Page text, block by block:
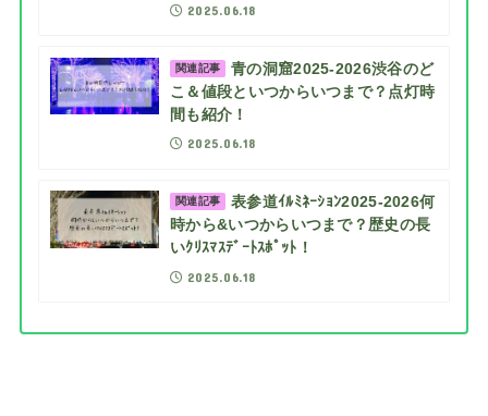
2025.06.18
関連記事
青の洞窟2025-2026渋谷のど
こ＆値段といつからいつまで？点灯時
間も紹介！
2025.06.18
関連記事
表参道ｲﾙﾐﾈｰｼｮﾝ2025-2026何
時から&いつからいつまで？歴史の長
いｸﾘｽﾏｽﾃﾞｰﾄｽﾎﾟｯﾄ！
2025.06.18